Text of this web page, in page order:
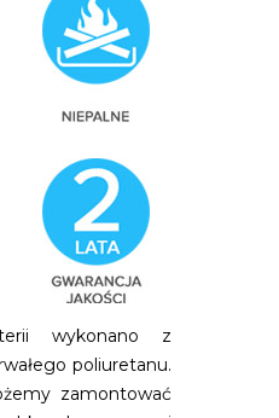
wykonano z
poliuretanu.
zamontować